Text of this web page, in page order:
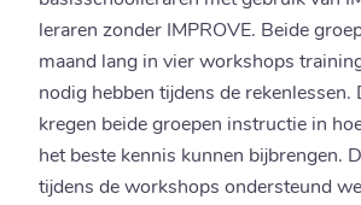
leraren zonder IMPROVE. Beide
maand lang in vier workshops
nodig hebben tijdens de rekenlessen.
kregen beide groepen instructie in
het beste kennis kunnen bijbrengen.
tijdens de workshops ondersteund